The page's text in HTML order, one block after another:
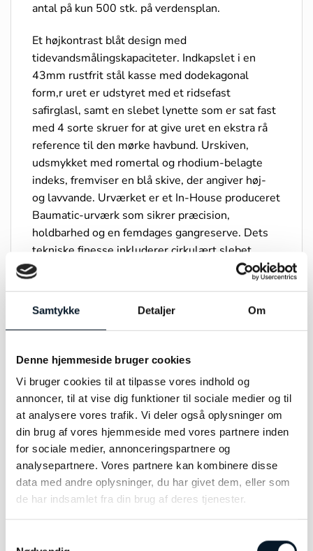
Samtykke Detaljer Om
Denne hjemmeside bruger cookies
Vi bruger cookies til at tilpasse vores indhold og
annoncer, til at vise dig funktioner til sociale medier og til
at analysere vores trafik. Vi deler også oplysninger om
din brug af vores hjemmeside med vores partnere inden
for sociale medier, annonceringspartnere og
analysepartnere. Vores partnere kan kombinere disse
data med andre oplysninger, du har givet dem, eller som
de har indsamlet fra din brug af deres tjenester.
antal på kun 500 stk. på verdensplan.
Et højkontrast blåt design med
tidevandsmålingskapaciteter. Indkapslet i en
43mm rustfrit stål kasse med dodekagonal
form,r uret er udstyret med et ridsefast
safirglasl, samt en slebet lynette som er sat fast
med 4 sorte skruer for at give uret en ekstra rå
reference til den mørke havbund. Urskiven,
udsmykket med romertal og rhodium-belagte
indeks, fremviser en blå skive, der angiver høj-
og lavvande. Urværket er et In-House produceret
Baumatic-urværk som sikrer præcision,
holdbarhed og en femdages gangreserve. Dets
tekniske finesse inkluderer cirkulært slebet
broer, en sneglet slebet platin (basen hvor
værket er bygget op om) og en vandtæthed ned
til 100 meter. For at fuldende ensemblet giver
en indbygget blå gummirem med kanvasmønster
tilbyder samtidig nem udskiftelighed uden behov
DU KUNNE OGSÅ VÆRE INTERESSERET I…